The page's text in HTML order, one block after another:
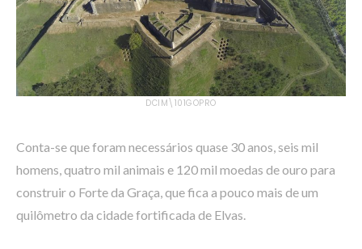
DCIM\101GOPRO
Conta-se que foram necessários quase 30 anos, seis mil
homens, quatro mil animais e 120 mil moedas de ouro para
construir o Forte da Graça, que fica a pouco mais de um
quilômetro da cidade fortificada de Elvas.